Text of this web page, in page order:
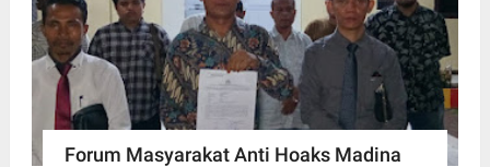
Forum Masyarakat Anti Hoaks Madina